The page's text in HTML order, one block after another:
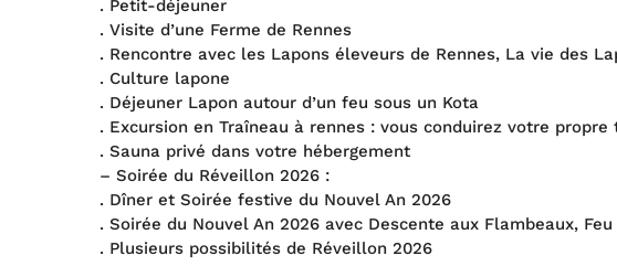
. Petit-déjeuner
. Visite d’une Ferme de Rennes
. Rencontre avec les Lapons éleveurs de Rennes, La vie des
. Culture lapone
. Déjeuner Lapon autour d’un feu sous un Kota
. Excursion en Traîneau à rennes : vous conduirez votre
. Sauna privé dans votre hébergement
– Soirée du Réveillon 2026 :
. Dîner et Soirée festive du Nouvel An 2026
. Soirée du Nouvel An 2026 avec Descente aux Flambeaux,
. Plusieurs possibilités de Réveillon 2026